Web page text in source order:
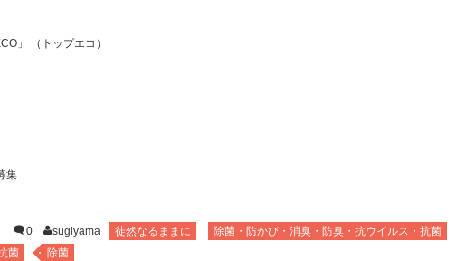
」 （トップエコ）
集
0 sugiyama 徒然なるままに
除菌・防かび・消臭・防臭・抗ウイルス・抗菌
菌 除菌